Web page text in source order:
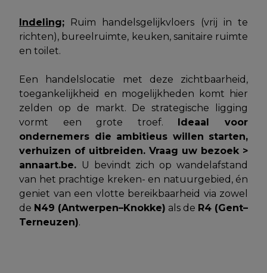
Indeling; Ruim handelsgelijkvloers (vrij in te
richten), bureelruimte, keuken, sanitaire ruimte
en toilet.
Een handelslocatie met deze zichtbaarheid,
toegankelijkheid en mogelijkheden komt hier
zelden op de markt. De strategische ligging
vormt een grote troef. Ideaal voor
ondernemers die ambitieus willen starten,
verhuizen of uitbreiden. Vraag uw bezoek >
annaart.be. U bevindt zich op wandelafstand
van het prachtige kreken- en natuurgebied, én
geniet van een vlotte bereikbaarheid via zowel
de N49 (Antwerpen–Knokke) als de R4 (Gent–
Terneuzen).